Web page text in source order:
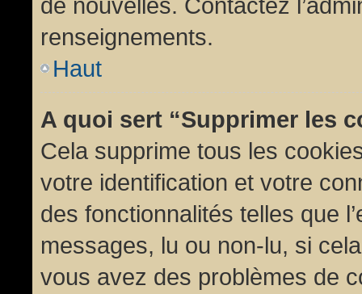
renseignements.
Haut
A quoi sert “Supprimer les
Cela supprime tous les
votre identification et votre
des fonctionnalités telles que
messages, lu ou non-lu, si
vous avez des problèmes de